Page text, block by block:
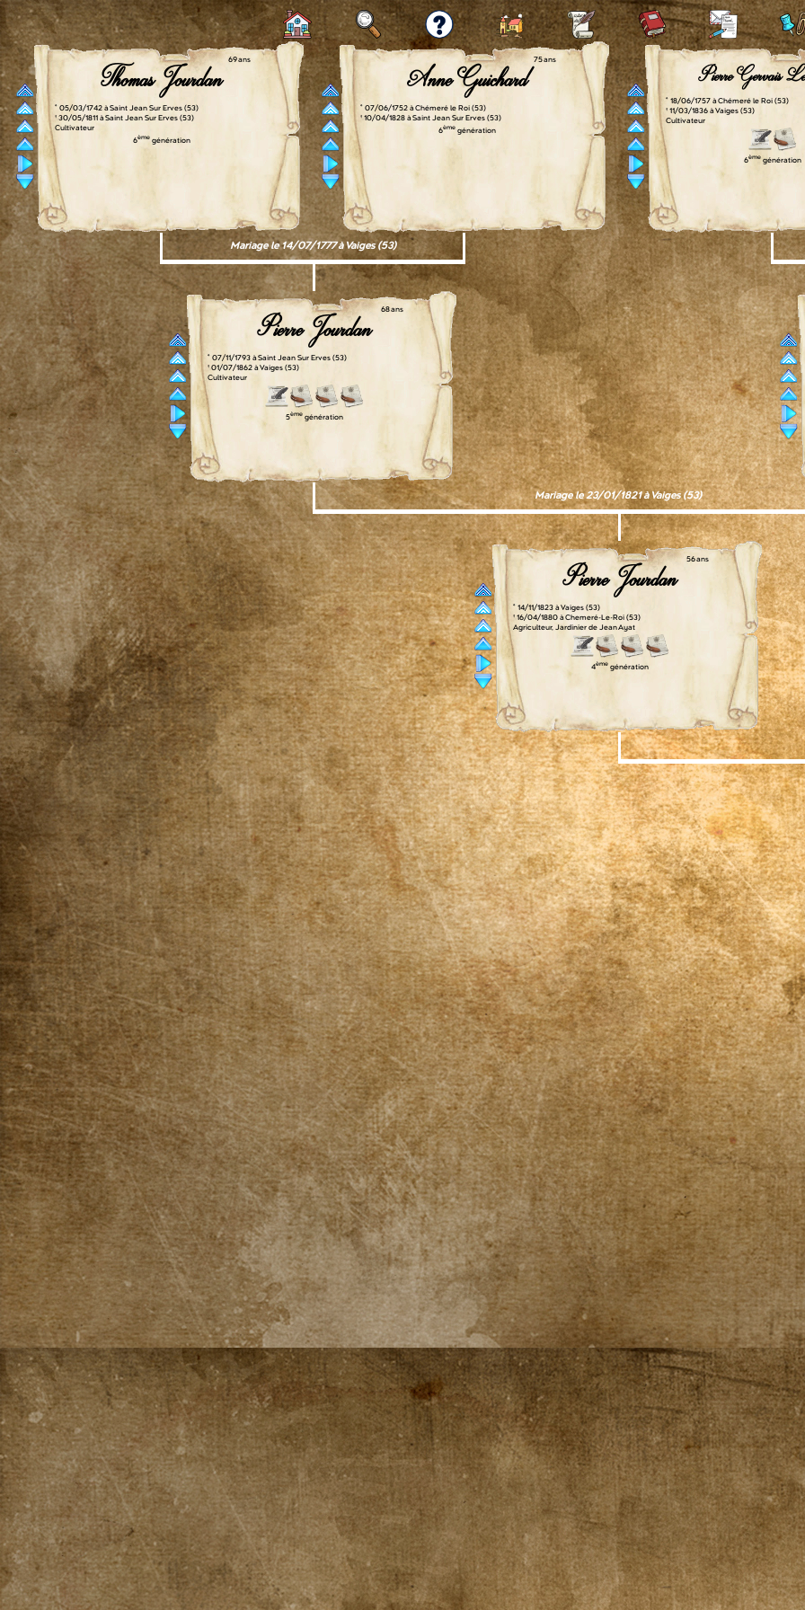
69 ans
Thomas Jourdan
° 05/03/1742 à Saint Jean Sur Erves (53)
† 30/05/1811 à Saint Jean Sur Erves (53)
Cultivateur
6ème génération
75 ans
Anne Guichard
° 07/06/1752 à Chémeré le Roi (53)
† 10/04/1828 à Saint Jean Sur Erves (53)
6ème génération
Pierre Gervais
° 18/06/1757 à Chémeré le Roi (53)
† 11/03/1836 à Vaiges (53)
Cultivateur
6ème génération
Mariage le 14/07/1777 à Vaiges (53)
68 ans
Pierre Jourdan
° 07/11/1793 à Saint Jean Sur Erves (53)
† 01/07/1862 à Vaiges (53)
Cultivateur
5ème génération
Mariage le 23/01/1821 à Vaiges (53)
56 ans
Pierre Jourdan
° 14/11/1823 à Vaiges (53)
† 16/04/1880 à Chemeré-Le-Roi (53)
Agriculteur, Jardinier de Jean Ayat
4ème génération